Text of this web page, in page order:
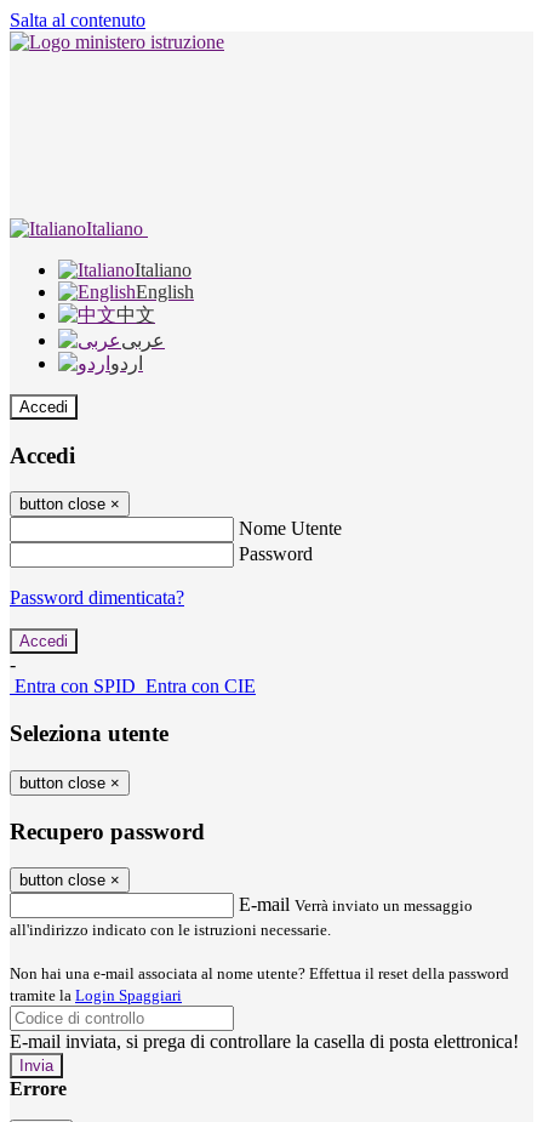
Salta al contenuto
Italiano
Italiano
English
中文
عربى
اردو
Accedi
Accedi
button close ×
Nome Utente
Password
Password dimenticata?
-
Entra con SPID Entra con CIE
Seleziona utente
button close ×
Recupero password
button close ×
E-mail Verrà inviato un messaggio
all'indirizzo indicato con le istruzioni necessarie.
Non hai una e-mail associata al nome utente? Effettua il reset della password
tramite la Login Spaggiari
E-mail inviata, si prega di controllare la casella di posta elettronica!
Errore